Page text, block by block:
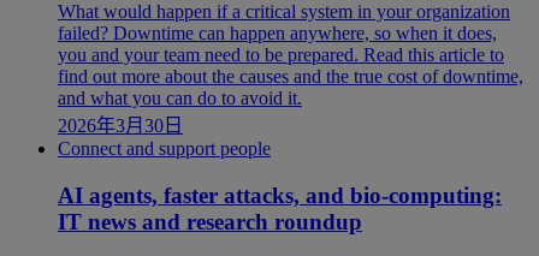
What would happen if a critical system in your organization
failed? Downtime can happen anywhere, so when it does,
you and your team need to be prepared. Read this article to
find out more about the causes and the true cost of downtime,
and what you can do to avoid it.
2026年3月30日
Connect and support people
AI agents, faster attacks, and bio-computing:
IT news and research roundup